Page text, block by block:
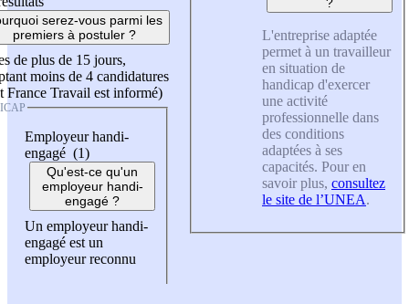
serez-vous parmi les
premiers à postuler ?
de plus de 15 jours,
moins de 4 candidatures
France Travail est informé)
Employeur handi-
engagé (1)
Qu'est-ce qu'un
employeur handi-
engagé ?
Un employeur handi-
engagé est un
employeur reconnu
L'entreprise adaptée
permet à un travailleur
en situation de
handicap d'exercer
une activité
professionnelle dans
des conditions
adaptées à ses
capacités. Pour en
savoir plus, consultez
le site de l’UNEA.